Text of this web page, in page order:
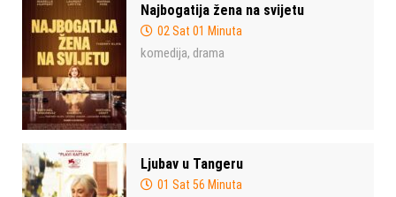
Najbogatija žena na svijetu
02 Sat 01 Minuta
komedija, drama
Ljubav u Tangeru
01 Sat 56 Minuta